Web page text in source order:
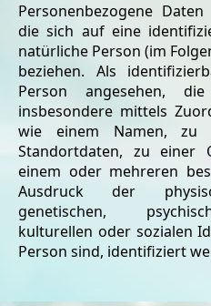
Personenbezogene
die sich auf eine
natürliche Person (im
beziehen. Als
Person angesehen,
insbesondere mittels
wie einem Namen, zu
Standortdaten, zu einer
einem oder mehreren
Ausdruck der
genetischen,
kulturellen oder sozialen
Person sind, identifiziert